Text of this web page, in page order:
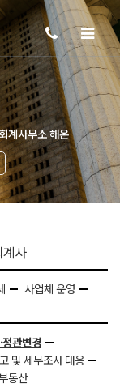
계사무소 해온
사
사업체 운영
정관변경
및 세무조사 대응
부동산